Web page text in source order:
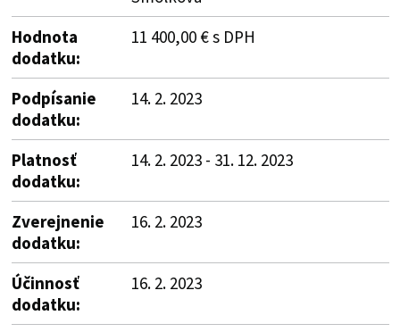
Hodnota
dodatku:
11 400,00 € s DPH
Podpísanie
dodatku:
14. 2. 2023
Platnosť
dodatku:
14. 2. 2023 - 31. 12. 2023
Zverejnenie
dodatku:
16. 2. 2023
Účinnosť
dodatku:
16. 2. 2023